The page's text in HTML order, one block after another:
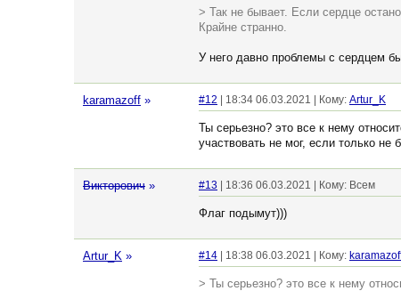
> Так не бывает. Если сердце
Крайне странно.
У него давно проблемы с сердцем
karamazoff » #12 | 18:34 06.03.2021 | Кому: Artur_K
Ты серьезно? это все к нему
участвовать не мог, если только
Викторович » #13 | 18:36 06.03.2021 | Кому: Всем
Флаг подымут)))
Artur_K » #14 | 18:38 06.03.2021 | Кому:
> Ты серьезно? это все к нему